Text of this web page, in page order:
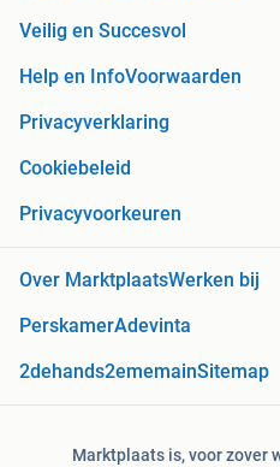
Veilig en Succesvol
Help en InfoVoorwaarden
Privacyverklaring
Cookiebeleid
Privacyvoorkeuren
Over MarktplaatsWerken bij
PerskamerAdevinta
2dehands2ememainSitemap
Marktplaats is, voor zover